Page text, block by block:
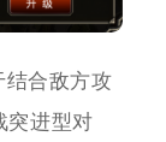
结合敌方攻
突进型对